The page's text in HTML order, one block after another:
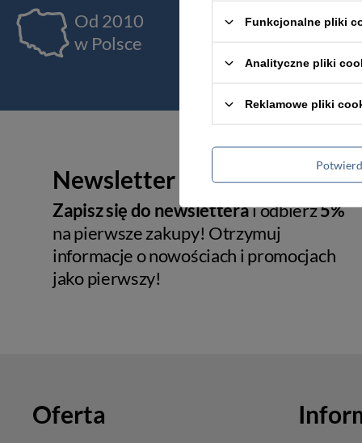
Od 2010
w Polsce
Newsletter
Zapisz się do newsletterai odbierz5%
na pierwsze zakupy! Otrzymuj
informacje o nowościach i promocjach
jako pierwszy!
Oferta
Funkcjonalne pliki
Analityczne pliki
Reklamowe pliki